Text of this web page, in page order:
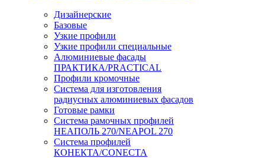
Дизайнерские
Базовые
Узкие профили
Узкие профили специальные
Алюминиевые фасады
ПРАКТИКА/PRACTICAL
Профили кромочные
Система для изготовления
радиусных алюминиевых фасадов
Готовые рамки
Система рамочных профилей
НЕАПОЛЬ 270/NEAPOL 270
Система профилей
КОНЕКТА/CONECTA